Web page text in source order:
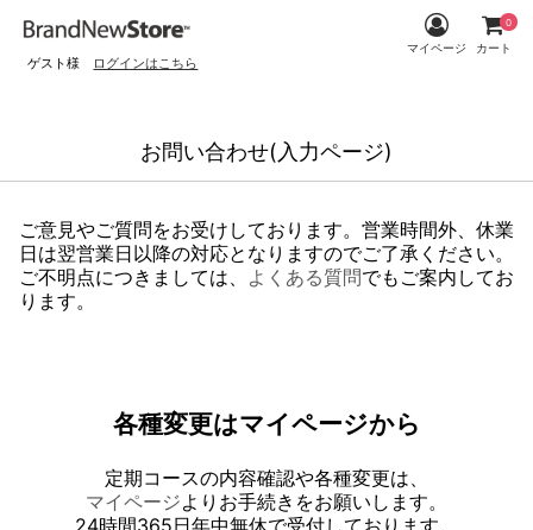
ゲスト様 ログインはこちら
マイページ カート
0
お問い合わせ(入力ページ)
ご意見やご質問をお受けしております。営業時間外、休業
日は翌営業日以降の対応となりますのでご了承ください。
ご不明点につきましては、 よくある質問でもご案内してお
ります。
各種変更はマイページから
定期コースの内容確認や各種変更は、
マイページよりお手続きをお願いします。
24時間365日年中無休で受付しております。